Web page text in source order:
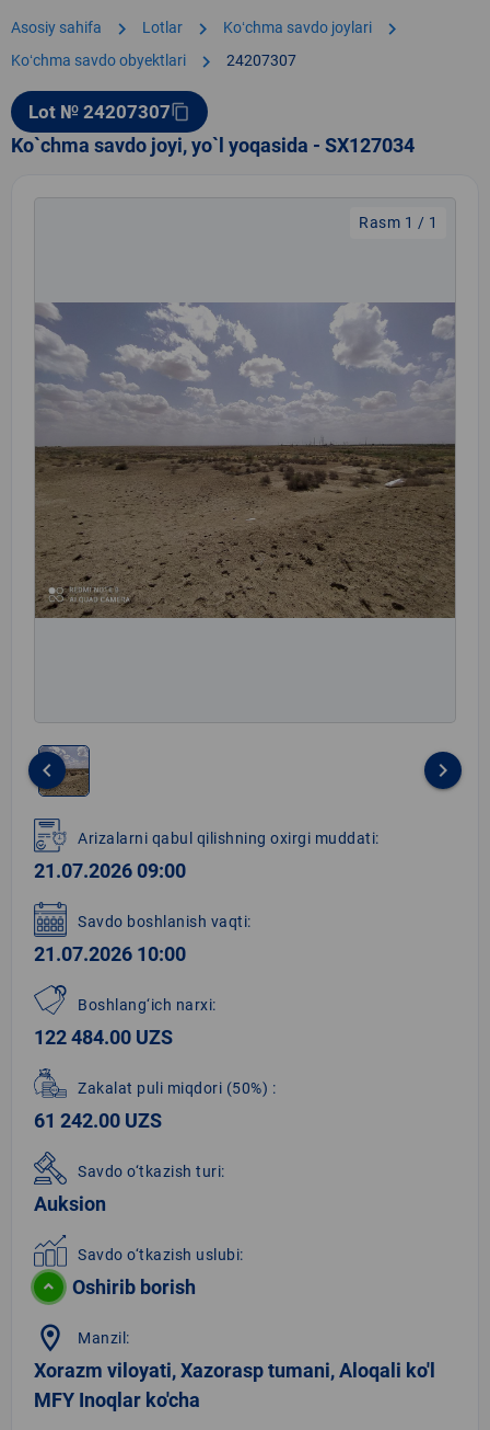
Asosiy sahifa chevron_right Lotlar chevron_right Koʻchma savdo joylari chevron_right
Koʻchma savdo obyektlari chevron_right 24207307
Lot № 24207307content_copy
Ko`chma savdo joyi, yo`l yoqasida - SX127034
Rasm 1 / 1
1
of
1
keyboard_arrow_left keyboard_arrow_right
Arizalarni qabul qilishning oxirgi muddati:
21.07.2026 09:00
Savdo boshlanish vaqti:
21.07.2026 10:00
Boshlang‘ich narxi:
122 484.00 UZS
Zakalat puli miqdori (50%) :
61 242.00 UZS
Savdo o‘tkazish turi:
Auksion
Savdo o‘tkazish uslubi:
Oshirib borish
location_on Manzil:
Xorazm viloyati, Xazorasp tumani, Aloqali ko'l
MFY Inoqlar ko'cha